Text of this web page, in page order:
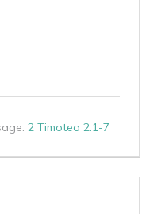
2 Timoteo 2:1-7